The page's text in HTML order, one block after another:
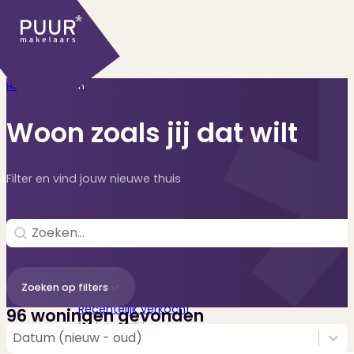
Ontdek onze woningen..
Recentelijk verkocht
Net te laat? Kijk mee..
Huurwoningen
Home Woningen
Woon zoals jij dat wilt
Filter en vind jouw nieuwe thuis
Search
Search content
Zoeken op filters
96 woningen gevonden
Sorting
Sort content
Datum (nieuw - oud)
Sort content